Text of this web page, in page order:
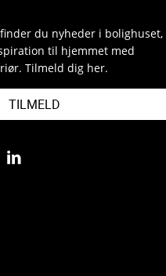
du nyheder i bolighuset,
til hjemmet med
Tilmeld dig her.
TILMELD